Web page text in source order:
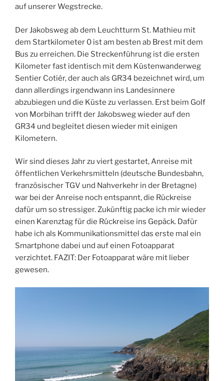
auf unserer Wegstrecke.
Der Jakobsweg ab dem Leuchtturm St. Mathieu mit
dem Startkilometer 0 ist am besten ab Brest mit dem
Bus zu erreichen. Die Streckenführung ist die ersten
Kilometer fast identisch mit dem Küstenwanderweg
Sentier Cotiér, der auch als GR34 bezeichnet wird, um
dann allerdings irgendwann ins Landesinnere
abzubiegen und die Küste zu verlassen. Erst beim Golf
von Morbihan trifft der Jakobsweg wieder auf den
GR34 und begleitet diesen wieder mit einigen
Kilometern.
Wir sind dieses Jahr zu viert gestartet, Anreise mit
öffentlichen Verkehrsmitteln (deutsche Bundesbahn,
französischer TGV und Nahverkehr in der Bretagne)
war bei der Anreise noch entspannt, die Rückreise
dafür um so stressiger. Zukünftig packe ich mir wieder
einen Karenztag für die Rückreise ins Gepäck. Dafür
habe ich als Kommunikationsmittel das erste mal ein
Smartphone dabei und auf einen Fotoapparat
verzichtet. FAZIT: Der Fotoapparat wäre mit lieber
gewesen.